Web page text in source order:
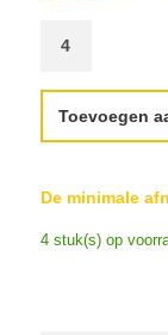
is:
€19,50.
Toevoegen
De minimale
4 stuk(s) op